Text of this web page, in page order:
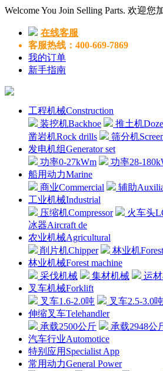
Welcome You Join Selling Parts. 欢迎
在线客服
客服热线：400-669-7869
我的订单
新手指南
工程机械Construction
装挖机Backhoe
推土机
凿岩机Rock drills
筛分机
发电机组Generator set
功率0-27kWm
功率28-
船用动力Marine
商业Commercial
辅助
工业机械Industrial
压缩机Compressor
火车头
冰器Aircraft de
农业机械Agricultural
削片机Chipper
林业机
林业机械Forest machine
采伐机械
集材机械 运
叉车机械Forklift
叉车1.6-2.0吨
叉车2.5-3.0吨
伸缩叉车Telehandler
承载2500公斤
承载2948公
汽车行业Automotice
特别应用Specialist App
常用动力General Power